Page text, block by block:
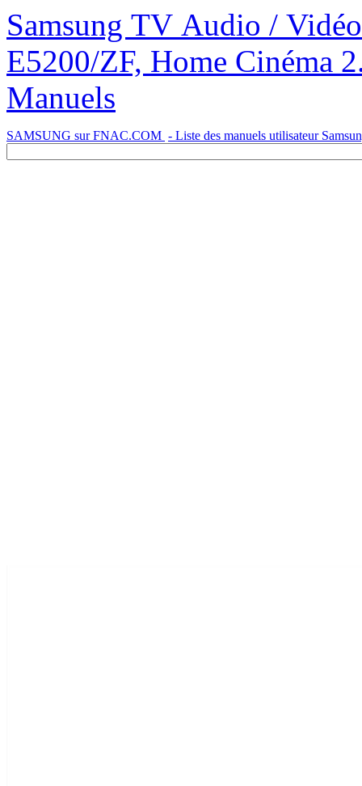
Samsung TV Audio / Vidéo Home Cinéma Blu-ray HT-
E5200/ZF, Home Cinéma
Manuels
SAMSUNG sur FNAC.COM - Liste des manuels utilisateur